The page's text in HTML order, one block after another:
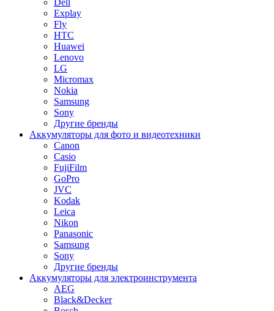
Explay
Fly
HTC
Huawei
Lenovo
LG
Micromax
Nokia
Samsung
Sony
Другие бренды
Аккумуляторы для фото и видеотехники
Canon
Casio
FujiFilm
GoPro
JVC
Kodak
Leica
Nikon
Panasonic
Samsung
Sony
Другие бренды
Аккумуляторы для электроинструмента
AEG
Black&Decker